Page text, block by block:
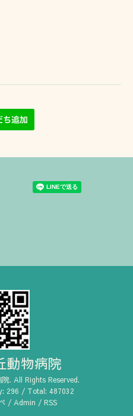
動物病院
院. All Rights Reserved.
296 / Total: 487032
/ Admin / RSS